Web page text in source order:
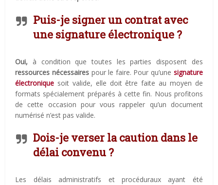
Puis-je signer un contrat avec
une signature électronique ?
Oui, à condition que toutes les parties disposent des
ressources nécessairespour le faire. Pour qu’une signature
électronique soit valide, elle doit être faite au moyen de
formats spécialement préparés à cette fin. Nous profitons
de cette occasion pour vous rappeler qu’un document
numérisé n’est pas valide.
Dois-je verser la caution dans le
délai convenu ?
Les délais administratifs et procéduraux ayant été